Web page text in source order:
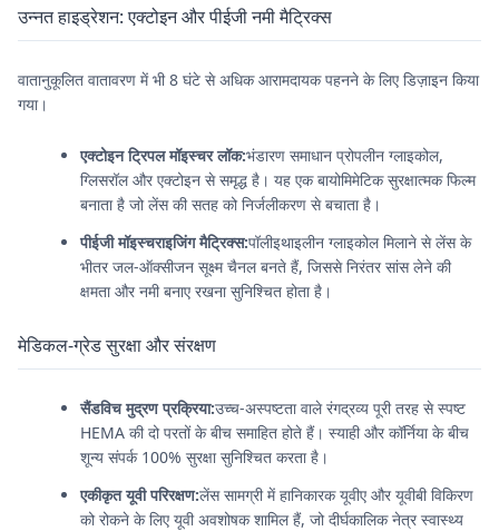
उन्नत हाइड्रेशन: एक्टोइन और पीईजी नमी मैट्रिक्स
वातानुकूलित वातावरण में भी 8 घंटे से अधिक आरामदायक पहनने के लिए डिज़ाइन किया
गया।
एक्टोइन ट्रिपल मॉइस्चर लॉक:भंडारण समाधान प्रोपलीन ग्लाइकोल,
ग्लिसरॉल और एक्टोइन से समृद्ध है। यह एक बायोमिमेटिक सुरक्षात्मक फिल्म
बनाता है जो लेंस की सतह को निर्जलीकरण से बचाता है।
पीईजी मॉइस्चराइजिंग मैट्रिक्स:पॉलीइथाइलीन ग्लाइकोल मिलाने से लेंस के
भीतर जल-ऑक्सीजन सूक्ष्म चैनल बनते हैं, जिससे निरंतर सांस लेने की
क्षमता और नमी बनाए रखना सुनिश्चित होता है।
मेडिकल-ग्रेड सुरक्षा और संरक्षण
सैंडविच मुद्रण प्रक्रिया:उच्च-अस्पष्टता वाले रंगद्रव्य पूरी तरह से स्पष्ट
HEMA की दो परतों के बीच समाहित होते हैं। स्याही और कॉर्निया के बीच
शून्य संपर्क 100% सुरक्षा सुनिश्चित करता है।
एकीकृत यूवी परिरक्षण:लेंस सामग्री में हानिकारक यूवीए और यूवीबी विकिरण
को रोकने के लिए यूवी अवशोषक शामिल हैं, जो दीर्घकालिक नेत्र स्वास्थ्य